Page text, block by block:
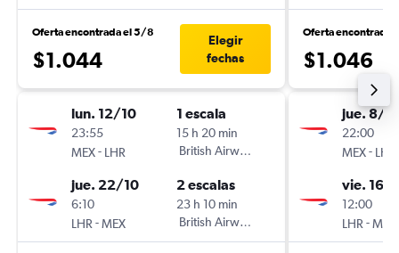
Oferta encontrada el 5/8
$1.044
Elegir
fechas
lun. 12/10
23:55
MEX- LHR
1 escala
15 h 20 min
British Airways
jue. 22/10
6:10
LHR -MEX
2 escalas
23 h 10 min
British Airways
Oferta encontrada
$1.046
jue. 8/
22:00
MEX- LHR
vie. 16/
12:00
LHR -MEX